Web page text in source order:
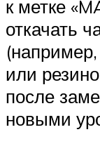
к метке
откачать
или
после
новыми